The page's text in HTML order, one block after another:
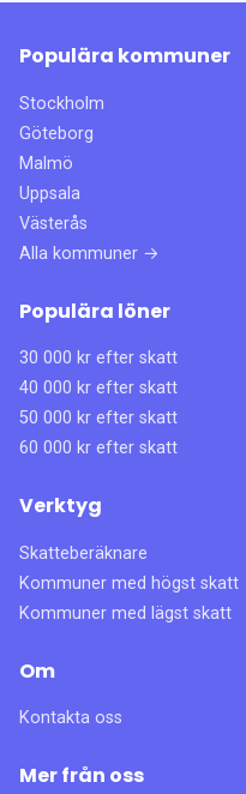
Populära kommuner
Stockholm
Göteborg
Malmö
Uppsala
Västerås
Alla kommuner →
Populära löner
30 000 kr efter skatt
40 000 kr efter skatt
50 000 kr efter skatt
60 000 kr efter skatt
Verktyg
Skatteberäknare
Kommuner med högst skatt
Kommuner med lägst skatt
Om
Kontakta oss
Mer från oss